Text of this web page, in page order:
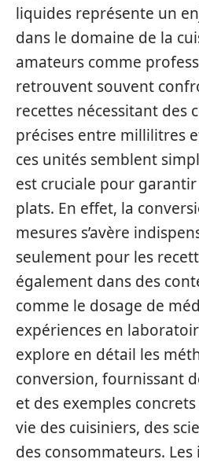
liquides représente un
dans le domaine de la
amateurs comme
retrouvent souvent
recettes nécessitant des
précises entre millilitres
ces unités semblent
est cruciale pour
plats. En effet, la
mesures s’avère
seulement pour les
également dans des
comme le dosage de
expériences en
explore en détail les
conversion, fournissant
et des exemples
vie des cuisiniers, des
des consommateurs.